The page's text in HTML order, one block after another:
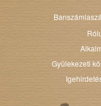
Gyülekezeti